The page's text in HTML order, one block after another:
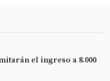
el ingreso a 8.000